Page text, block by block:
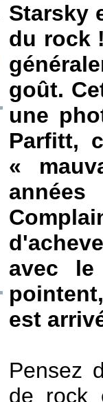
Starsky
du rock
goût.
une
Parfitt,
«
années
avec
est
Pensez
de rock